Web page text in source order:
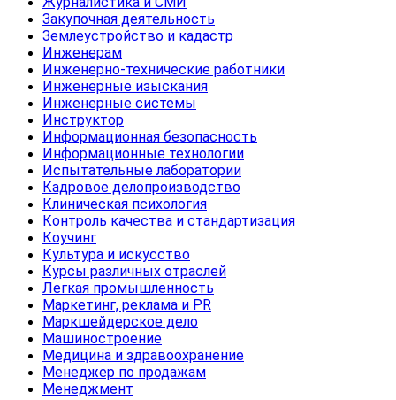
Закупочная деятельность
Землеустройство и кадастр
Инженерам
Инженерно-технические работники
Инженерные изыскания
Инженерные системы
Инструктор
Информационная безопасность
Информационные технологии
Испытательные лаборатории
Кадровое делопроизводство
Клиническая психология
Контроль качества и стандартизация
Коучинг
Культура и искусство
Курсы различных отраслей
Легкая промышленность
Маркетинг, реклама и PR
Маркшейдерское дело
Машиностроение
Медицина и здравоохранение
Менеджер по продажам
Менеджмент